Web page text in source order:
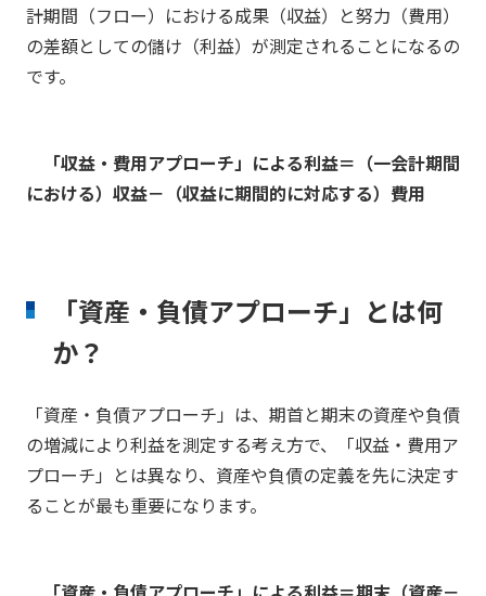
計期間（フロー）における成果（収益）と努力（費用）
の差額としての儲け（利益）が測定されることになるの
です。
「収益・費用アプローチ」による利益＝（一会計期間
における）収益－（収益に期間的に対応する）費用
「資産・負債アプローチ」とは何
か？
「資産・負債アプローチ」は、期首と期末の資産や負債
の増減により利益を測定する考え方で、「収益・費用ア
プローチ」とは異なり、資産や負債の定義を先に決定す
ることが最も重要になります。